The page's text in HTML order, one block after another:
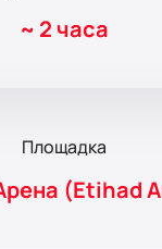
~ 2 часа
Площадка
(Etihad